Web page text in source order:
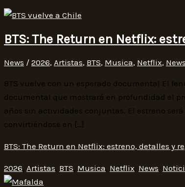
BTS: The Return en Netflix:
News / 2026, Artistas, BTS, Musica, Netflix, News
BTS vuelve con un esperado documental El
documental que mostrará en profundidad el
años sin actividades conjuntas. El estreno
convirtiéndose en […]
BTS: The Return en Netflix: estreno, detalles y
2026, Artistas, BTS, Musica, Netflix, News,